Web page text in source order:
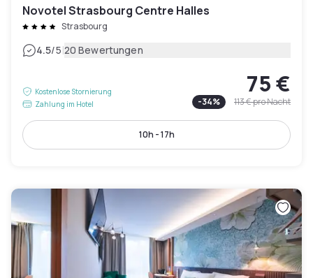
Novotel Strasbourg Centre Halles
Strasbourg
4.5/5|20 Bewertungen
Kostenlose Stornierung
Zahlung im Hotel
75 €
-34% 113 €pro Nacht
10h - 17h